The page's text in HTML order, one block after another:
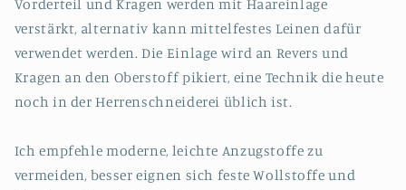
Vorderteil und Kragen werden mit Haareinlage
verstärkt, alternativ kann mittelfestes Leinen dafür
verwendet werden. Die Einlage wird an Revers und
Kragen an den Oberstoff pikiert, eine Technik die heute
noch in der Herrenschneiderei üblich ist.
Ich empfehle moderne, leichte Anzugstoffe zu
vermeiden, besser eignen sich feste Wollstoffe und